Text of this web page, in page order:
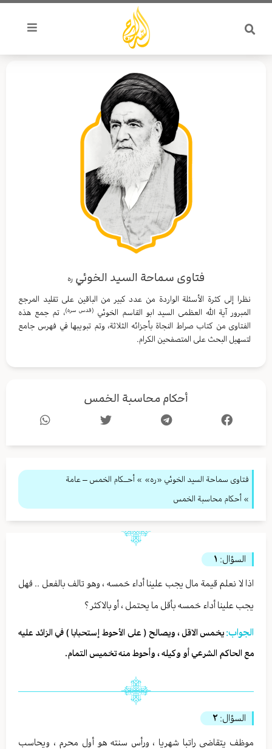
تخطي
المحتوى
فتاوى سماحة السيد الخوئي ره
نظرا إلى كثرة الأسئلة الواردة من عدد كبير من الباقين على تقليد المرجع
المبرور آية الله العظمى السيد ابو القاسم الخوئي (قدس سره)، تم جمع هذه
الفتاوى من كتاب صراط النجاة بأجزائه الثلاثة، وتم تبويبها في فهرس جامع
لتسهيل البحث على المتصفحين الكرام.
أحكام محاسبة الخمس
فتاوى سماحة السيد الخوئي «ره» » أحــكام الخمس – عامة
» أحكام محاسبة الخمس
السؤال: ١
اذا لا نعلم قيمة مال يجب علينا أداء خمسه ، وهو تالف بالفعل .. فهل
يجب علينا أداء خمسه بأقل ما يحتمل ، أو بالاكثر ؟
الجواب:يخمس الاقل ، ويصالح ( على الأحوط إستحبابا ) في الزائد عليه
مع الحاكم الشرعي أو وكيله ، وأحوط منه تخميس التمام.
السؤال: ٢
موظف يتقاضى راتبا شهريا ، ورأس سنته هو أول محرم ، ويحاسب